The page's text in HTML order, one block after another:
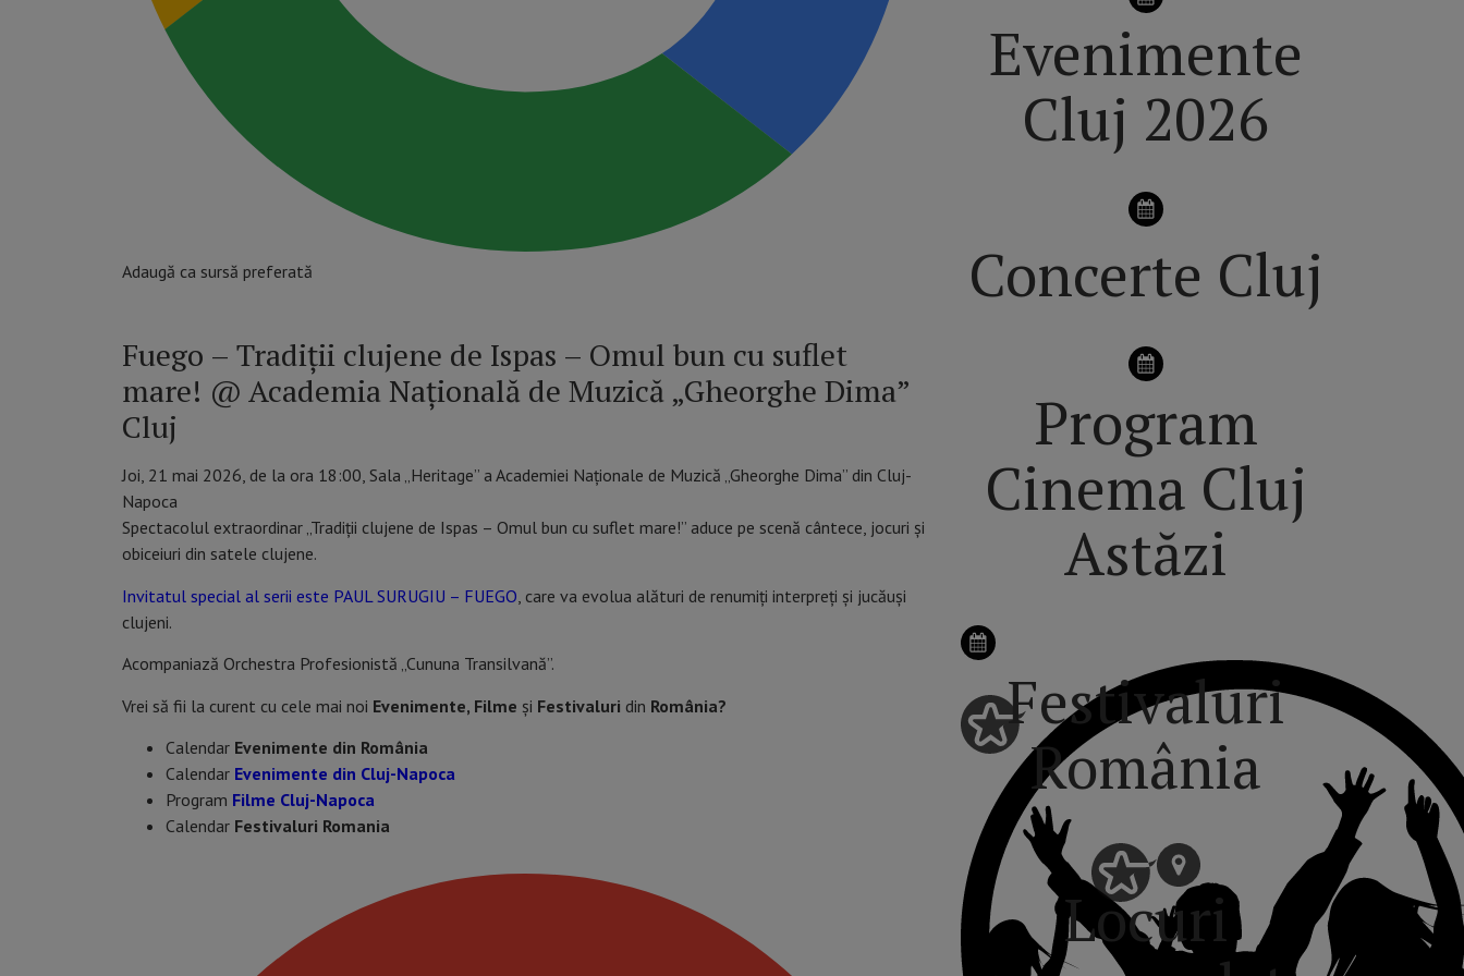
Adaugă ca sursă preferată
Fuego – Tradiții clujene de Ispas – Omul bun cu suflet
mare! @ Academia Națională de Muzică „Gheorghe Dima”
Cluj
Joi, 21 mai 2026, de la ora 18:00, Sala „Heritage” a Academiei Naționale de Muzică „Gheorghe Dima” din Cluj-
Napoca
Spectacolul extraordinar „Tradiții clujene de Ispas – Omul bun cu suflet mare!” aduce pe scenă cântece, jocuri și
obiceiuri din satele clujene.
Invitatul special al serii este PAUL SURUGIU – FUEGO , care va evolua alături de renumiți interpreți și jucăuși
clujeni.
Acompaniază Orchestra Profesionistă „Cununa Transilvană”.
Vrei să fii la curent cu cele mai noi Evenimente, Filme și Festivaluri din România?
Calendar Evenimente din România
Calendar Evenimente din Cluj-Napoca
Program Filme Cluj-Napoca
Calendar Festivaluri Romania
Evenimente
Cluj 2026
Concerte Cluj
Program
Cinema Cluj
Astăzi
Festivaluri
România
Locuri